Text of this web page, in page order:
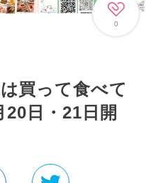
0
買って食べて
日・21日開